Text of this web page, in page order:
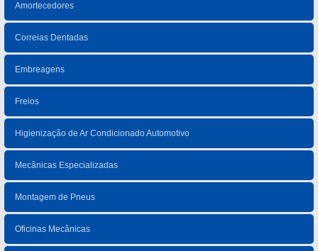
Amortecedores
Correias Dentadas
Embreagens
Freios
Higienização de Ar Condicionado Automotivo
Mecânicas Especializadas
Montagem de Pneus
Oficinas Mecânicas